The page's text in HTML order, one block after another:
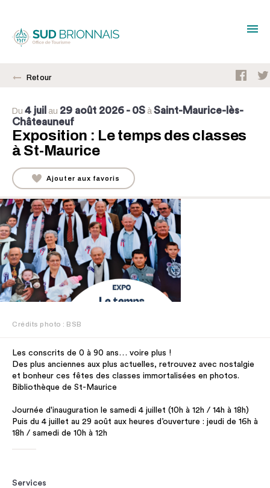
Retour
Du 4 juil au 29 août 2026 - 0S à Saint-Maurice-lès-
Châteauneuf
Exposition : Le temps des classes
à St-Maurice
Ajouter aux favoris
Crédits photo : BSB
Les conscrits de 0 à 90 ans… voire plus !
Des plus anciennes aux plus actuelles, retrouvez avec nostalgie
et bonheur ces fêtes des classes immortalisées en photos.
Bibliothèque de St-Maurice
Journée d'inauguration le samedi 4 juillet (10h à 12h / 14h à 18h)
Puis du 4 juillet au 29 août aux heures d’ouverture : jeudi de 16h à
18h / samedi de 10h à 12h
Services